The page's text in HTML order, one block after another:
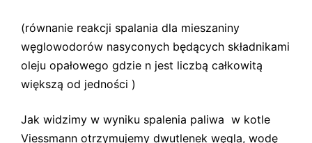
(równanie reakcji spalania dla mieszaniny
węglowodorów nasyconych będących składnikami
oleju opałowego gdzie n jest liczbą całkowitą
większą od jedności )
Jak widzimy w wyniku spalenia paliwa w kotle
Viessmann otrzymujemy dwutlenek węgla, wodę